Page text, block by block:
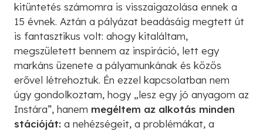
kitüntetés számomra is visszaigazolása ennek a
15 évnek. Aztán a pályázat beadásáig megtett út
is fantasztikus volt: ahogy kitaláltam,
megszületett bennem az inspiráció, lett egy
markáns üzenete a pályamunkának és közös
erővel létrehoztuk. Én ezzel kapcsolatban nem
úgy gondolkoztam, hogy „lesz egy jó anyagom az
Instára”, hanem megéltem az alkotás minden
stációját: a nehézségeit, a problémákat, a